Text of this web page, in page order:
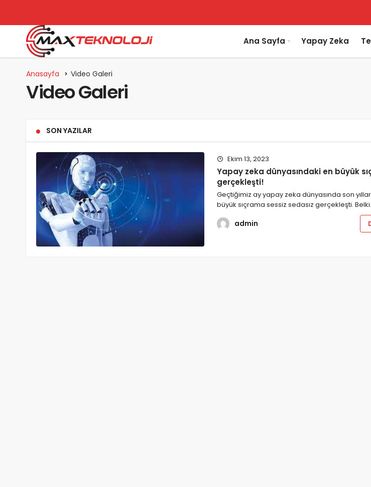
Ana Sayfa Yapay Zeka
Anasayfa Video Galeri
Video Galeri
SON YAZILAR
Ekim 13, 2023
Yapay zeka dünyasındaki en büyük
gerçekleşti!
Geçtiğimiz ay yapay zeka dünyasında son
büyük sıçrama sessiz sedasız gerçekleşti.
admin